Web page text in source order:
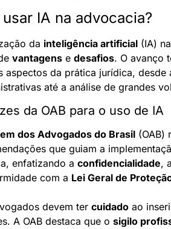
IA na advocacia?
da inteligência artificial (IA)
vantagens e desafios. O avanço
aspectos da prática jurídica, desde
até a análise de grandes
da OAB para o uso de IA
dos Advogados do Brasil (OAB)
que guiam a
enfatizando a confidencialidade, a
com a Lei Geral de
devem ter cuidado ao
A OAB destaca que o sigilo